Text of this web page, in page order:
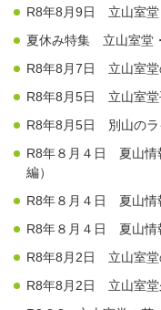
R8年8月9日 立山室
夏休み特集 立山室堂
R8年8月7日 立山室堂
R8年8月5日 立山室堂
R8年8月5日 別山の
R8年８月４日 夏山情
編）
R8年８月４日 夏山情
R8年８月４日 夏山情
R8年8月2日 立山室堂
R8年8月2日 立山室堂